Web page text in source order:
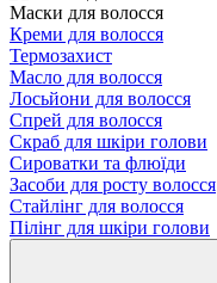
Маски для волосся
Креми для волосся
Термозахист
Масло для волосся
Лосьйони для волосся
Спрей для волосся
Скраб для шкіри голови
Сироватки та флюїди
Засоби для росту волосся
Стайлінг для волосся
Пілінг для шкіри голови